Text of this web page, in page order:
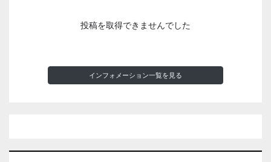
投稿を取得できませんでした
インフォメーション一覧を見る